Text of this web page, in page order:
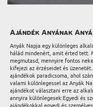
Ajándék Anyának
Anyák Napja egy különleges
hálád mindenért, amit érted tett.
megmutasd, mennyire fontos
kifejezi az érzéseidet és
ajándékok paradicsoma, ahol
valami különlegessel az Anyák
ajándékot választani erre az
annyira különlegesek:Egyedi és
ajándékokkal egyedi és